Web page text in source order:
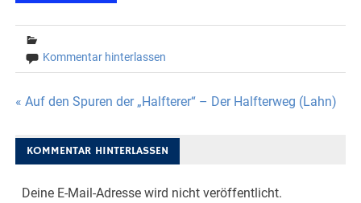
Kommentar hinterlassen
Beitragsnavigation
« Auf den Spuren der „Halfterer“ – Der Halfterweg (Lahn)
KOMMENTAR HINTERLASSEN
Deine E-Mail-Adresse wird nicht veröffentlicht.